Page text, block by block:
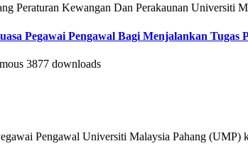
Peraturan Kewangan Dan Perakaunan Universiti
Pegawai Pengawal Bagi Menjalankan
3877 downloads
Pengawal Universiti Malaysia Pahang (UMP)